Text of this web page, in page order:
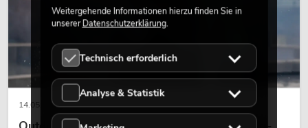
14.05.2026
Weitergehende Informationen hierzu finden Sie in
unsererDatenschutzerklärung.
Technisch erforderlich
Analyse & Statistik